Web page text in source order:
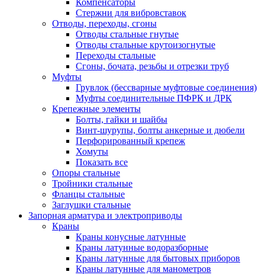
Компенсаторы
Стержни для вибровставок
Отводы, переходы, сгоны
Отводы стальные гнутые
Отводы стальные крутоизогнутые
Переходы стальные
Сгоны, бочата, резьбы и отрезки труб
Муфты
Грувлок (бессварные муфтовые соединения)
Муфты соединительные ПФРК и ДРК
Крепежные элементы
Болты, гайки и шайбы
Винт-шурупы, болты анкерные и дюбели
Перфорированный крепеж
Хомуты
Показать все
Опоры стальные
Тройники стальные
Фланцы стальные
Заглушки стальные
Запорная арматура и электроприводы
Краны
Краны конусные латунные
Краны латунные водоразборные
Краны латунные для бытовых приборов
Краны латунные для манометров